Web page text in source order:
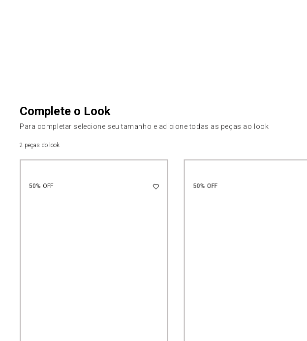
Complete o Look
Para completar selecione seu tamanho e adicione todas as peças ao look
2 peças do look
50% OFF 50% OFF